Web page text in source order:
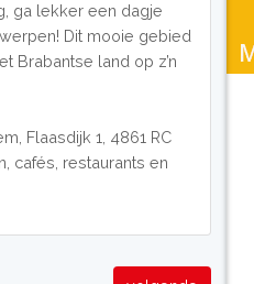
ga lekker een dagje
Dit mooie gebied
Brabantse land op z’n
Flaasdijk 1, 4861 RC
cafés, restaurants en